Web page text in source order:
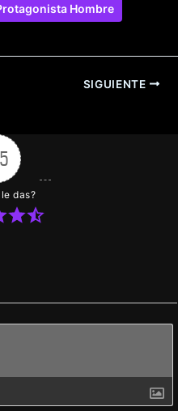
Hombre
SIGUIENTE
das?